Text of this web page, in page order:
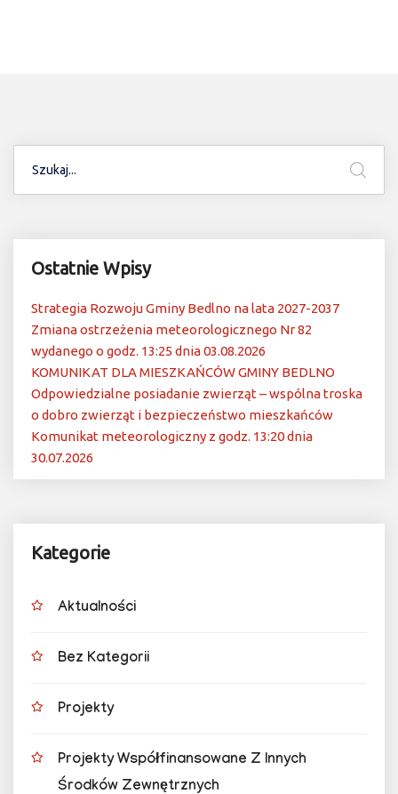
Ostatnie Wpisy
Strategia Rozwoju Gminy Bedlno na lata 2027-2037
Zmiana ostrzeżenia meteorologicznego Nr 82
wydanego o godz. 13:25 dnia 03.08.2026
KOMUNIKAT DLA MIESZKAŃCÓW GMINY BEDLNO
Odpowiedzialne posiadanie zwierząt – wspólna troska
o dobro zwierząt i bezpieczeństwo mieszkańców
Komunikat meteorologiczny z godz. 13:20 dnia
30.07.2026
Kategorie
Aktualności
Bez Kategorii
Projekty
Projekty Współfinansowane Z Innych
Środków Zewnętrznych